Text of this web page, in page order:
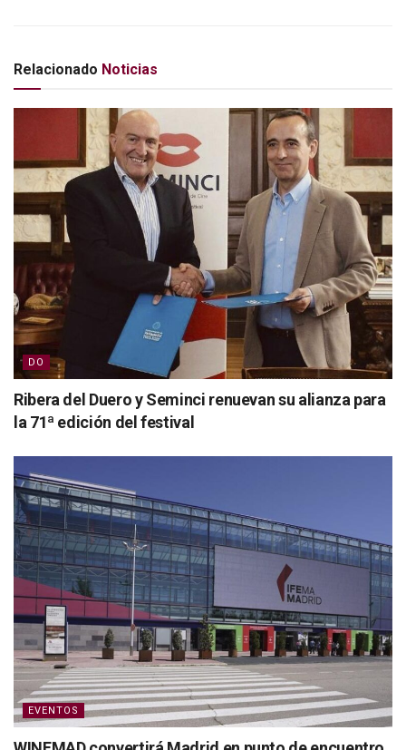
Relacionado Noticias
DO
Ribera del Duero y Seminci renuevan su alianza para
la 71ª edición del festival
EVENTOS